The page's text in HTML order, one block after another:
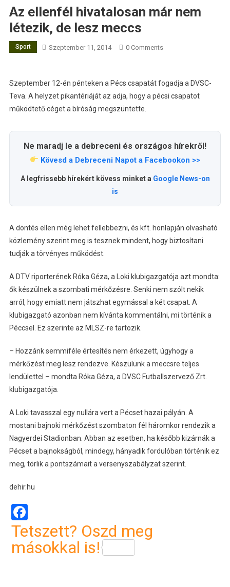
Az ellenfél hivatalosan már nem
létezik, de lesz meccs
Sport Szeptember 11, 2014 0 Comments
Szeptember 12-én pénteken a Pécs csapatát fogadja a DVSC-
Teva. A helyzet pikantériáját az adja, hogy a pécsi csapatot
működtető céget a bíróság megszüntette.
Ne maradj le a debreceni és országos hírekről!
Kövesd a Debreceni Napot a Facebookon >>
A legfrissebb hírekért kövess minket a Google News-on
is
A döntés ellen még lehet fellebbezni, és kft. honlapján olvasható
közlemény szerint meg is tesznek mindent, hogy biztosítani
tudják a törvényes működést.
A DTV riporterének Róka Géza, a Loki klubigazgatója azt mondta:
ők készülnek a szombati mérkőzésre. Senki nem szólt nekik
arról, hogy emiatt nem játszhat egymással a két csapat. A
klubigazgató azonban nem kívánta kommentálni, mi történik a
Péccsel. Ez szerinte az MLSZ-re tartozik.
– Hozzánk semmiféle értesítés nem érkezett, úgyhogy a
mérkőzést meg lesz rendezve. Készülünk a meccsre teljes
lendülettel – mondta Róka Géza, a DVSC Futballszervező Zrt.
klubigazgatója.
A Loki tavasszal egy nullára vert a Pécset hazai pályán. A
mostani bajnoki mérkőzést szombaton fél háromkor rendezik a
Nagyerdei Stadionban. Abban az esetben, ha később kizárnák a
Pécset a bajnokságból, mindegy, hányadik fordulóban történik ez
meg, törlik a pontszámait a versenyszabályzat szerint.
dehir.hu
Facebook
Tetszett? Oszd meg
másokkal is!